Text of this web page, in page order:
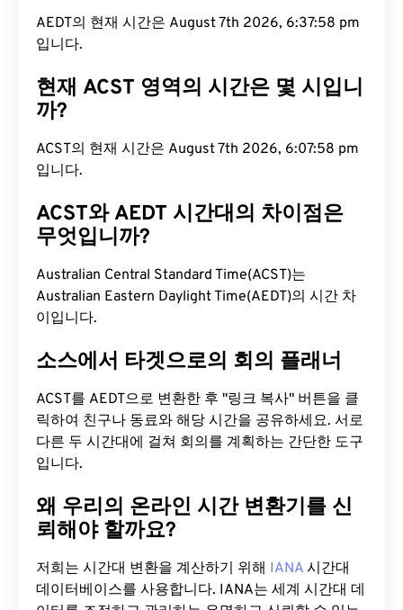
AEDT의 현재 시간은 August 7th 2026, 6:37:59 pm
입니다.
현재 ACST 영역의 시간은 몇 시입니
까?
ACST의 현재 시간은 August 7th 2026, 6:07:59 pm
입니다.
ACST와 AEDT 시간대의 차이점은
무엇입니까?
Australian Central Standard Time(ACST)는
Australian Eastern Daylight Time(AEDT)의 시간 차
이입니다.
소스에서 타겟으로의 회의 플래너
ACST를 AEDT으로 변환한 후 "링크 복사" 버튼을 클
릭하여 친구나 동료와 해당 시간을 공유하세요. 서로
다른 두 시간대에 걸쳐 회의를 계획하는 간단한 도구
입니다.
왜 우리의 온라인 시간 변환기를 신
뢰해야 할까요?
저희는 시간대 변환을 계산하기 위해 IANA 시간대
데이터베이스를 사용합니다. IANA는 세계 시간대 데